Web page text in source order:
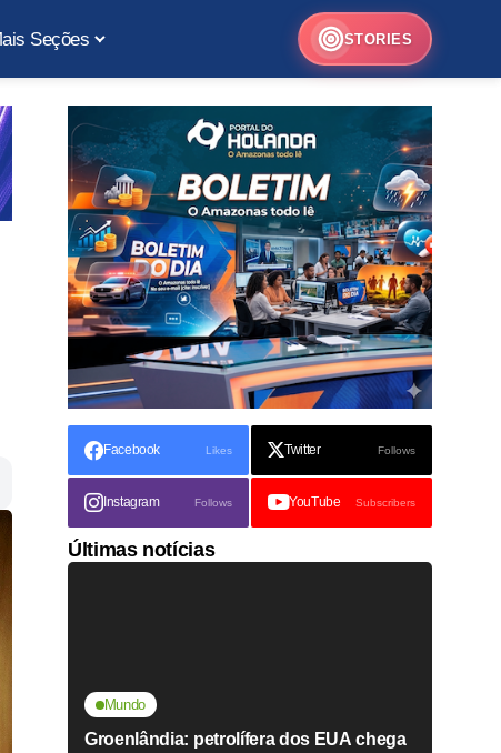
Seções STORIES
Facebook Likes Twitter Follows
Instagram Follows YouTube Subscribers
Últimas notícias
Mundo
Groenlândia: petrolífera dos EUA chega